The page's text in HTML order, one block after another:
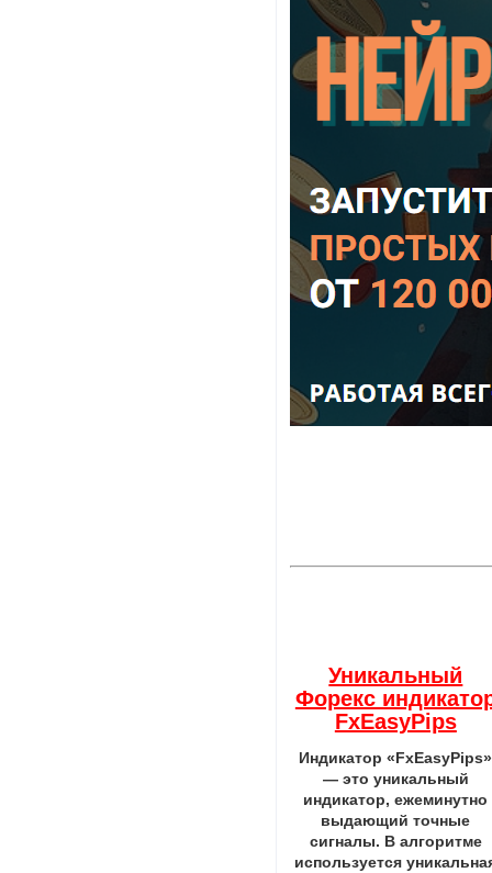
Уникальный
Форекс
FxEasyPips
Индикатор «FxEasyPips»
— это уникальный
индикатор, ежеминутно
выдающий точные
сигналы. В алгоритме
используется